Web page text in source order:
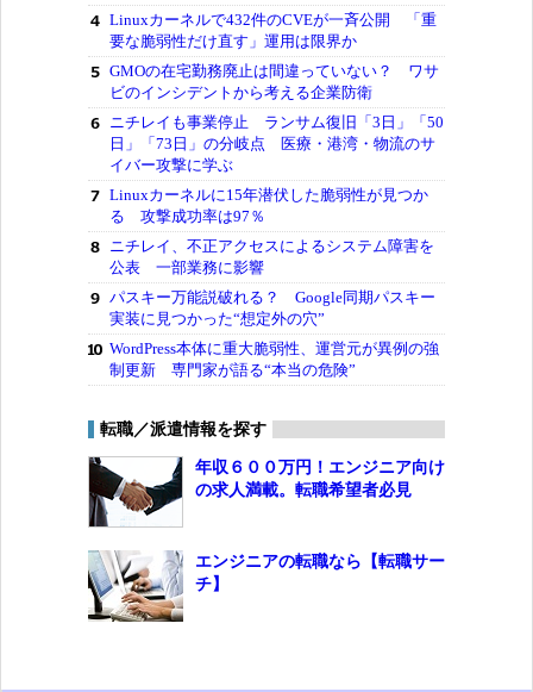
Linuxカーネルで432件のCVEが一斉公開 「重
要な脆弱性だけ直す」運用は限界か
GMOの在宅勤務廃止は間違っていない？ ワサ
ビのインシデントから考える企業防衛
ニチレイも事業停止 ランサム復旧「3日」「50
日」「73日」の分岐点 医療・港湾・物流のサ
イバー攻撃に学ぶ
Linuxカーネルに15年潜伏した脆弱性が見つか
る 攻撃成功率は97％
ニチレイ、不正アクセスによるシステム障害を
公表 一部業務に影響
パスキー万能説破れる？ Google同期パスキー
実装に見つかった“想定外の穴”
WordPress本体に重大脆弱性、運営元が異例の強
制更新 専門家が語る“本当の危険”
転職／派遣情報を探す
年収６００万円！エンジニア向け
の求人満載。転職希望者必見
エンジニアの転職なら【転職サー
チ】